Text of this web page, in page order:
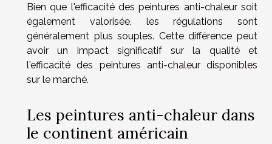
Bien que l'efficacité des peintures anti-chaleur soit
également valorisée, les régulations sont
généralement plus souples. Cette différence peut
avoir un impact significatif sur la qualité et
l'efficacité des peintures anti-chaleur disponibles
sur le marché.
Les peintures anti-chaleur dans
le continent américain